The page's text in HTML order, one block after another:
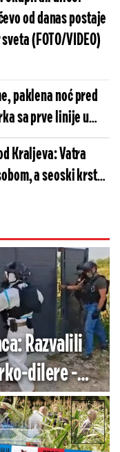
od danas postaje
(FOTO/VIDEO)
paklena noć pred
sa prve linije u
poruku!
Kraljeva: Vatra
a seoski krst
Razvalili
dilere -